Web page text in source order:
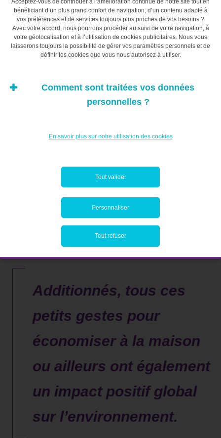
de décision personnelle sur le plan environnemental.
Après tout, si les États ne se mettent pas d’accord entre
eux et ne jouent pas le jeu, qui sommes-nous pour
penser que notre action changera quoi que ce soit aux
à sauver la planète en changeant ses habitudes de
Additionnés, tous ces
petits gestes pour
économiser à la maison
ou ailleurs ont également
un impact positif global
sur l’environnement.
Acceptez-vous de contribuer à l’amélioration continue de notre site tout en
bénéficiant d’un plus grand confort de navigation, d’un contenu adapté à
vos préférences et de services toujours plus proches de vos besoins ?
Avec votre accord, nous pourrons procéder au suivi de votre navigation, à
votre géolocalisation et à l’utilisation de cookies publicitaires. Nous vous
laisserons toujours la possibilité de gérer vos paramètres personnels et de
définir les cookies que vous nous autorisez à utiliser.
Comment sont traitées vos données
personnelles ?
En savoir plus sur notre utilisation des cookies
Tout valider
Personnaliser
Tout refuser